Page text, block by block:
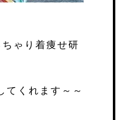
ゃり着痩せ研
てくれます～～